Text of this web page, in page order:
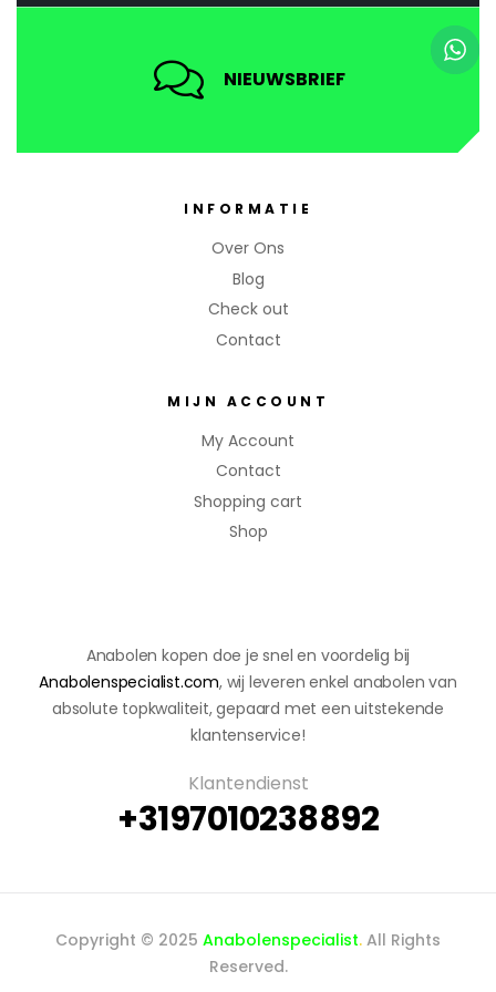
Anabolen kopen doe je snel en voordelig bij
Anabolenspecialist.com, wij leveren enkel anabolen van
absolute topkwaliteit, gepaard met een uitstekende
klantenservice!
Klantendienst
+3197010238892
NIEUWSBRIEF
INFORMATIE
Over Ons
Blog
Check out
Contact
MIJN ACCOUNT
My Account
Contact
Shopping cart
Shop
Copyright © 2025 Anabolenspecialist. All Rights
Reserved.